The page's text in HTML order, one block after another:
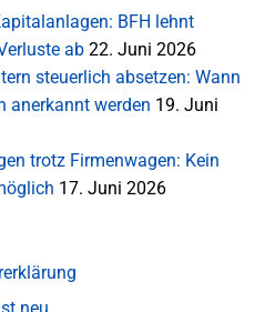
BFH lehnt
ab 22. Juni 2026
steuerlich absetzen: Wann
anerkannt werden 19. Juni
trotz Firmenwagen: Kein
17. Juni 2026